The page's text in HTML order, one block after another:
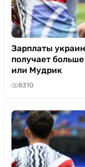
Зарплаты
получает
или Мудрик
8310